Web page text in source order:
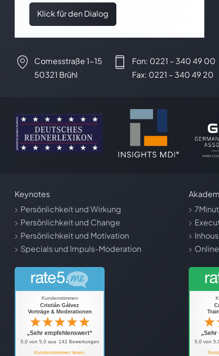
Klick für den Dialog
Comesstraße 1-15
50321 Brühl
Fon: 0221 – 340 49 00
Fax: 0221 – 340 49 20
Keynotes
Persönlichkeit und Wirkung
Persönlichkeit und Change
Persönlichkeit und Motivation
Specials und Impuls-Moderation